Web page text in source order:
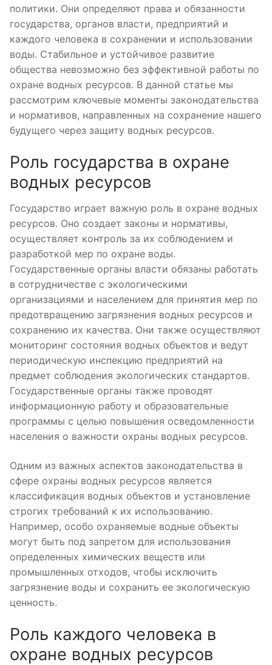
политики. Они определяют права и обязанности
государства, органов власти, предприятий и
каждого человека в сохранении и использовании
воды. Стабильное и устойчивое развитие
общества невозможно без эффективной работы по
охране водных ресурсов. В данной статье мы
рассмотрим ключевые моменты законодательства
и нормативов, направленных на сохранение нашего
будущего через защиту водных ресурсов.
Роль государства в охране
водных ресурсов
Государство играет важную роль в охране водных
ресурсов. Оно создает законы и нормативы,
осуществляет контроль за их соблюдением и
разработкой мер по охране воды.
Государственные органы власти обязаны работать
в сотрудничестве с экологическими
организациями и населением для принятия мер по
предотвращению загрязнения водных ресурсов и
сохранению их качества. Они также осуществляют
мониторинг состояния водных объектов и ведут
периодическую инспекцию предприятий на
предмет соблюдения экологических стандартов.
Государственные органы также проводят
информационную работу и образовательные
программы с целью повышения осведомленности
населения о важности охраны водных ресурсов.
Одним из важных аспектов законодательства в
сфере охраны водных ресурсов является
классификация водных объектов и установление
строгих требований к их использованию.
Например, особо охраняемые водные объекты
могут быть под запретом для использования
определенных химических веществ или
промышленных отходов, чтобы исключить
загрязнение воды и сохранить ее экологическую
ценность.
Роль каждого человека в
охране водных ресурсов